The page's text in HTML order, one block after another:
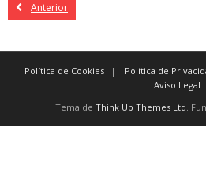
Anterior
Política de Cookies Política de
Aviso Legal
Tema de Think Up Themes Ltd.